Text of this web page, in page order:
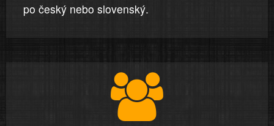
po český nebo slovenský.